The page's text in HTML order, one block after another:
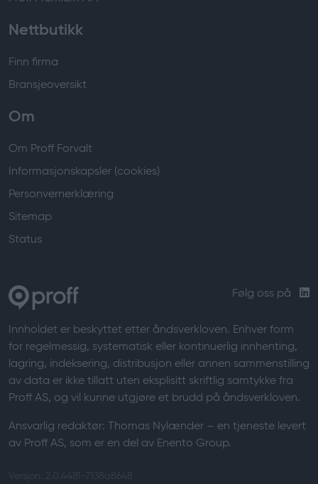
Nettbutikk
Finn firma
Bransjeoversikt
Om
Om Proff Forvalt
Informasjonskapsler (cookies)
Personvernerklæring
Sitemap
Status
Følg oss på
Innholdet er beskyttet etter åndsverkloven. Enhver form
for regelmessig, systematisk eller kontinuerlig innhenting,
lagring, indeksering, distribusjon eller annen sammenstilling
av data er ikke tillatt uten eksplisitt skriftlig samtykke fra
Proff AS, og vil kunne utgjøre et brudd på åndsverkloven.
Ansvarlig redaktør: Thomas Nylænder – en tjeneste levert
av Proff AS, som er en del av Enento Group.
Versjon: 2.0.4481-7138a8648